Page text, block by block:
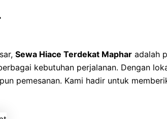
Sewa Hiace Terdekat Maphar adalah
kebutuhan perjalanan. Dengan
pemesanan. Kami hadir untuk